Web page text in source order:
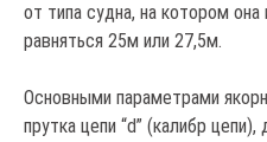
от типа судна, на котором
равняться 25м или 27,5м.
Основными параметрами
прутка цепи “d” (калибр